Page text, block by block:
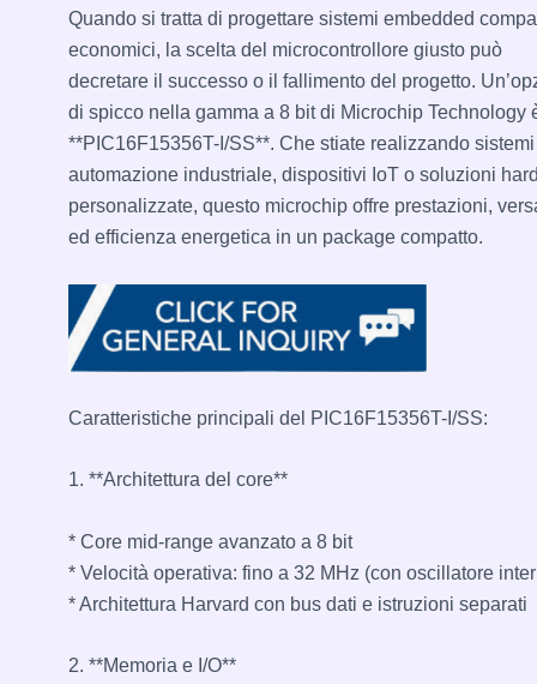
Quando si tratta di progettare sistemi embedded
economici, la scelta del microcontrollore giusto può
decretare il successo o il fallimento del progetto.
di spicco nella gamma a 8 bit di Microchip Technology
**PIC16F15356T-I/SS**. Che stiate realizzando
automazione industriale, dispositivi IoT o soluzioni
personalizzate, questo microchip offre prestazioni,
ed efficienza energetica in un package compatto.
Caratteristiche principali del PIC16F15356T-I/SS:
1. **Architettura del core**
* Core mid-range avanzato a 8 bit
* Velocità operativa: fino a 32 MHz (con oscillatore
* Architettura Harvard con bus dati e istruzioni separati
2. **Memoria e I/O**